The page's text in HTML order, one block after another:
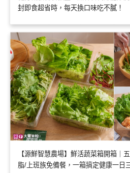
封即食超省時，每天換口味吃不膩！
【源鮮智慧農場】鮮活蔬菜箱開箱｜
脂/上班族免備餐，一箱搞定健康一日